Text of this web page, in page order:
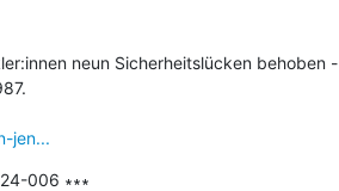
neun Sicherheitslücken behoben -
jen...
006 ∗∗∗